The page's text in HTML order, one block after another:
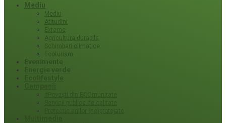
Mediu
Mediu
Atitudini
Externe
Agricultura durabila
Schimbari climatice
Ecoturism